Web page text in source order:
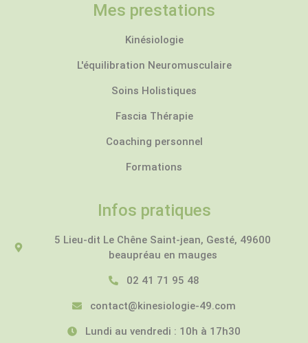
Mes prestations
Kinésiologie
L'équilibration Neuromusculaire
Soins Holistiques
Fascia Thérapie
Coaching personnel
Formations
Infos pratiques
5 Lieu-dit Le Chêne Saint-jean, Gesté, 49600
beaupréau en mauges
02 41 71 95 48
contact@kinesiologie-49.com
Lundi au vendredi : 10h à 17h30